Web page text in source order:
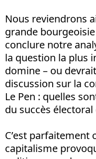
Nous reviendrons
grande bourgeoisie
conclure notre
la question la plus
domine – ou
discussion sur la
Le Pen : quelles
du succès électoral
C’est parfaitement
capitalisme